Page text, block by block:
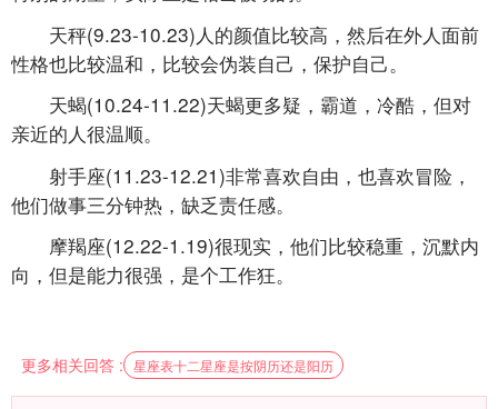
天秤(9.23-10.23)人的颜值比较高，然后在外人面前
性格也比较温和，比较会伪装自己，保护自己。
天蝎(10.24-11.22)天蝎更多疑，霸道，冷酷，但对
亲近的人很温顺。
射手座(11.23-12.21)非常喜欢自由，也喜欢冒险，
他们做事三分钟热，缺乏责任感。
摩羯座(12.22-1.19)很现实，他们比较稳重，沉默内
向，但是能力很强，是个工作狂。
更多相关回答 : 星座表十二星座是按阴历还是阳历